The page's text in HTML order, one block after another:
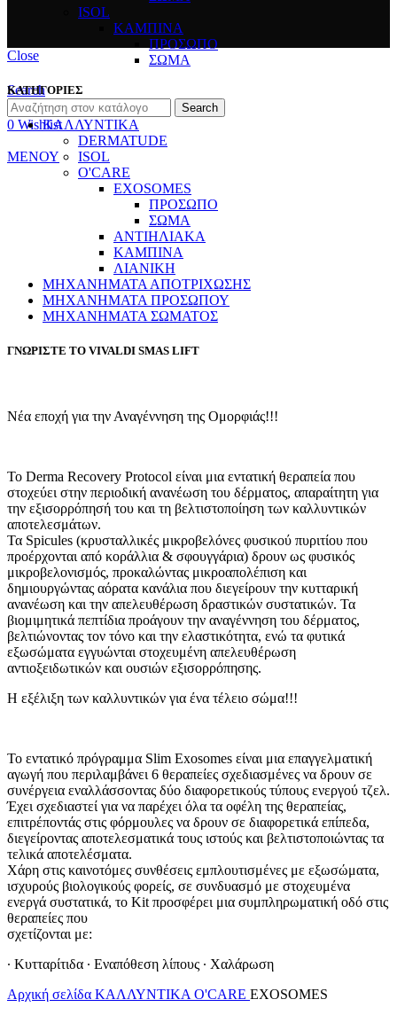
ISOL
ΚΑΜΠΙΝΑ
ΠΡΟΣΩΠΟ
ΣΩΜΑ
Search
Search
0 Wishlist
ΜΕΝΟΥ
Close
ΚΑΤΗΓΟΡΙΕΣ
ΚΑΛΛΥΝΤΙΚΑ
DERMATUDE
ISOL
O'CARE
EXOSOMES
ΠΡΟΣΩΠΟ
ΣΩΜΑ
ΑΝΤΙΗΛΙΑΚΑ
ΚΑΜΠΙΝΑ
ΛΙΑΝΙΚΗ
ΜΗΧΑΝΗΜΑΤΑ ΑΠΟΤΡΙΧΩΣΗΣ
ΜΗΧΑΝΗΜΑΤΑ ΠΡΟΣΩΠΟΥ
ΜΗΧΑΝΗΜΑΤΑ ΣΩΜΑΤΟΣ
ΓΝΩΡΙΣΤΕ ΤΟ VIVALDI SMAS LIFT
Νέα εποχή για την Αναγέννηση της Ομορφιάς!!!
Το Derma Recovery Protocol είναι μια εντατική θεραπεία που
στοχεύει στην περιοδική ανανέωση του δέρματος, απαραίτητη για
την εξισορρόπησή του και τη βελτιστοποίηση των καλλυντικών
αποτελεσμάτων.
Τα Spicules (κρυσταλλικές μικροβελόνες φυσικού πυριτίου που
προέρχονται από κοράλλια & σφουγγάρια) δρουν ως φυσικός
μικροβελονισμός, προκαλώντας μικροαπολέπιση και
δημιουργώντας αόρατα κανάλια που διεγείρουν την κυτταρική
ανανέωση και την απελευθέρωση δραστικών συστατικών. Τα
βιομιμητικά πεπτίδια προάγουν την αναγέννηση του δέρματος,
βελτιώνοντας τον τόνο και την ελαστικότητα, ενώ τα φυτικά
εξωσώματα εγγυώνται στοχευμένη απελευθέρωση
αντιοξειδωτικών και ουσιών εξισορρόπησης.
Η εξέλιξη των καλλυντικών για ένα τέλειο σώμα!!!
Το εντατικό πρόγραμμα Slim Exosomes είναι μια επαγγελματική
αγωγή που περιλαμβάνει 6 θεραπείες σχεδιασμένες να δρουν σε
συνέργεια εναλλάσσοντας δύο διαφορετικούς τύπους ενεργού τζελ.
Έχει σχεδιαστεί για να παρέχει όλα τα οφέλη της θεραπείας,
επιτρέποντάς στις φόρμουλες να δρουν σε διαφορετικά επίπεδα,
διεγείροντας αποτελεσματικά τους ιστούς και βελτιστοποιώντας τα
τελικά αποτελέσματα.
Χάρη στις καινοτόμες συνθέσεις εμπλουτισμένες με εξωσώματα,
ισχυρούς βιολογικούς φορείς, σε συνδυασμό με στοχευμένα
ενεργά συστατικά, το Kit προσφέρει μια συμπληρωματική οδό στις
θεραπείες που
σχετίζονται με:
∙ Κυτταρίτιδα ∙ Εναπόθεση λίπους ∙ Χαλάρωση
Αρχική σελίδα ΚΑΛΛΥΝΤΙΚΑ O'CARE EXOSOMES